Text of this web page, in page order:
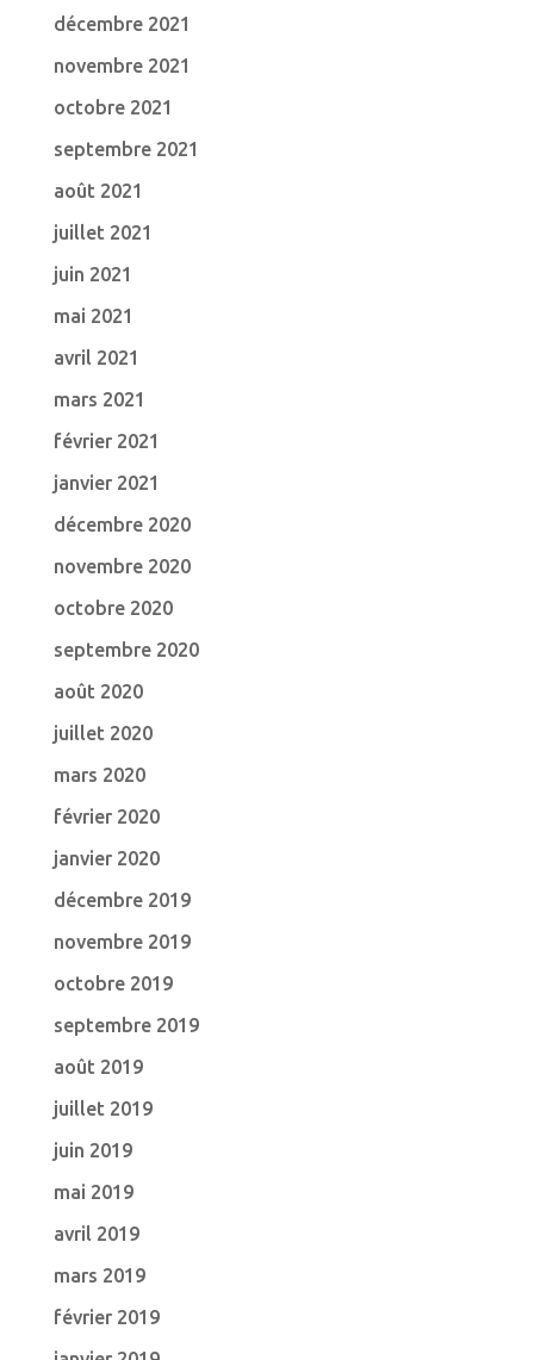
décembre 2021
novembre 2021
octobre 2021
septembre 2021
août 2021
juillet 2021
juin 2021
mai 2021
avril 2021
mars 2021
février 2021
janvier 2021
décembre 2020
novembre 2020
octobre 2020
septembre 2020
août 2020
juillet 2020
mars 2020
février 2020
janvier 2020
décembre 2019
novembre 2019
octobre 2019
septembre 2019
août 2019
juillet 2019
juin 2019
mai 2019
avril 2019
mars 2019
février 2019